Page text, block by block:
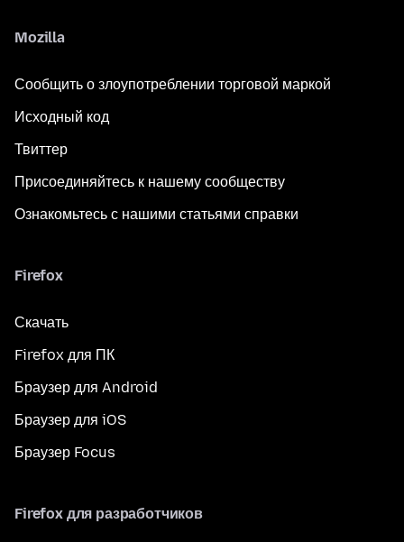
Mozilla
Сообщить о злоупотреблении торговой маркой
Исходный код
Твиттер
Присоединяйтесь к нашему сообществу
Ознакомьтесь с нашими статьями справки
Firefox
Скачать
Firefox для ПК
Браузер для Android
Браузер для iOS
Браузер Focus
Firefox для разработчиков